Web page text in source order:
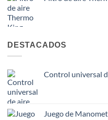
DESTACADOS
Control universal
Juego de